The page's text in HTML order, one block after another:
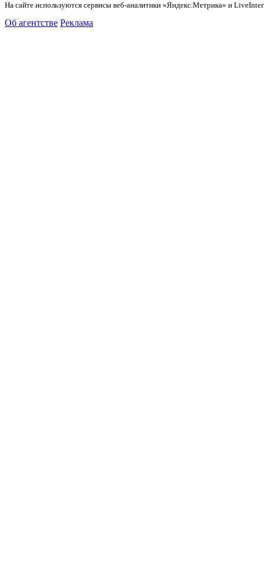
На сайте используются сервисы веб-аналитики «Яндекс.Метрика» и
Об агентстве Реклама